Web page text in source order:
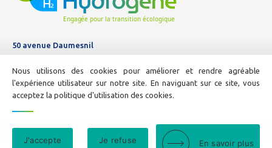
50 avenue Daumesnil
01 44 11 10 04
E-mail :
info@france-hydrogene.org
Mentions légales
Nous utilisons des cookies pour améliorer et rendre agréable
l'expérience utilisateur sur notre site. En naviguant sur ce site, vous
acceptez la politique d'utilisation des cookies.
J'accepte Je refuse En savoir plus